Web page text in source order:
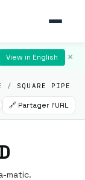
View in English ×
/ SQUARE PIPE
🔗 Partager l'URL
matic.